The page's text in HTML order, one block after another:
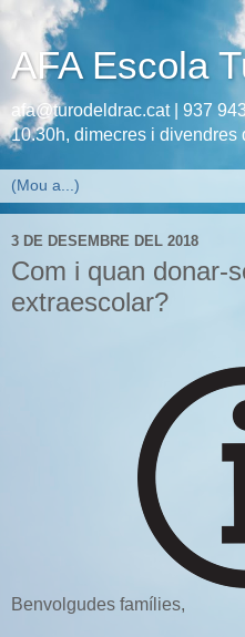
AFA Escola
afa@turodeldrac.cat | 937
10.30h, dimecres i divendres
3 DE DESEMBRE DEL 2018
Com i quan donar-
extraescolar?
Benvolgudes famílies,